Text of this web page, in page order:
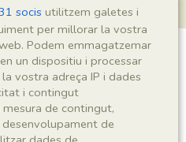
socis utilitzem galetes i
per millorar la vostra
Podem emmagatzemar
un dispositiu i processar
vostra adreça IP i dades
i contingut
de contingut,
de